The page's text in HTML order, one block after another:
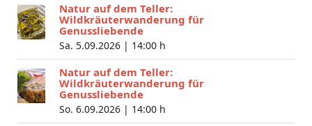
Natur auf dem Teller:
Wildkräuterwanderung für
Genussliebende
Sa. 5.09.2026 | 14:00 h
Natur auf dem Teller:
Wildkräuterwanderung für
Genussliebende
So. 6.09.2026 | 14:00 h